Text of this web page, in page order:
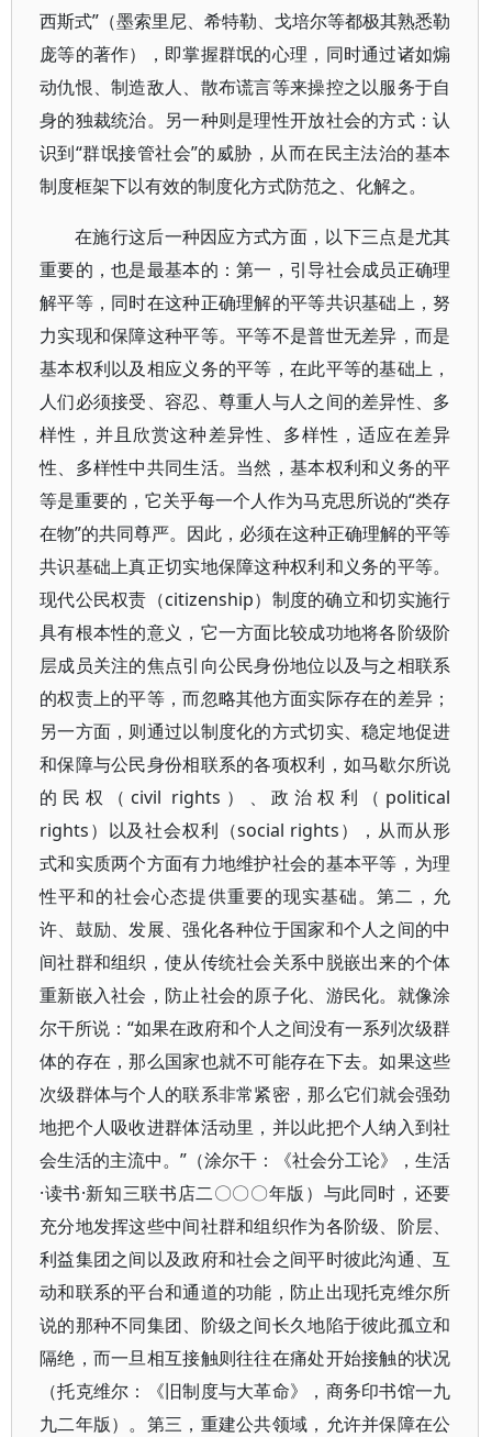
西斯式”（墨索里尼、希特勒、戈培尔等都极其熟悉勒
庞等的著作），即掌握群氓的心理，同时通过诸如煽
动仇恨、制造敌人、散布谎言等来操控之以服务于自
身的独裁统治。另一种则是理性开放社会的方式：认
识到“群氓接管社会”的威胁，从而在民主法治的基本
制度框架下以有效的制度化方式防范之、化解之。
在施行这后一种因应方式方面，以下三点是尤其
重要的，也是最基本的：第一，引导社会成员正确理
解平等，同时在这种正确理解的平等共识基础上，努
力实现和保障这种平等。平等不是普世无差异，而是
基本权利以及相应义务的平等，在此平等的基础上，
人们必须接受、容忍、尊重人与人之间的差异性、多
样性，并且欣赏这种差异性、多样性，适应在差异
性、多样性中共同生活。当然，基本权利和义务的平
等是重要的，它关乎每一个人作为马克思所说的“类存
在物”的共同尊严。因此，必须在这种正确理解的平等
共识基础上真正切实地保障这种权利和义务的平等。
现代公民权责（citizenship）制度的确立和切实施行
具有根本性的意义，它一方面比较成功地将各阶级阶
层成员关注的焦点引向公民身份地位以及与之相联系
的权责上的平等，而忽略其他方面实际存在的差异；
另一方面，则通过以制度化的方式切实、稳定地促进
和保障与公民身份相联系的各项权利，如马歇尔所说
的民权（civil rights）、政治权利（political
rights）以及社会权利（social rights），从而从形
式和实质两个方面有力地维护社会的基本平等，为理
性平和的社会心态提供重要的现实基础。第二，允
许、鼓励、发展、强化各种位于国家和个人之间的中
间社群和组织，使从传统社会关系中脱嵌出来的个体
重新嵌入社会，防止社会的原子化、游民化。就像涂
尔干所说：“如果在政府和个人之间没有一系列次级群
体的存在，那么国家也就不可能存在下去。如果这些
次级群体与个人的联系非常紧密，那么它们就会强劲
地把个人吸收进群体活动里，并以此把个人纳入到社
会生活的主流中。”（涂尔干：《社会分工论》，生活
·读书·新知三联书店二〇〇〇年版）与此同时，还要
充分地发挥这些中间社群和组织作为各阶级、阶层、
利益集团之间以及政府和社会之间平时彼此沟通、互
动和联系的平台和通道的功能，防止出现托克维尔所
说的那种不同集团、阶级之间长久地陷于彼此孤立和
隔绝，而一旦相互接触则往往在痛处开始接触的状况
（托克维尔：《旧制度与大革命》，商务印书馆一九
九二年版）。第三，重建公共领域，允许并保障在公